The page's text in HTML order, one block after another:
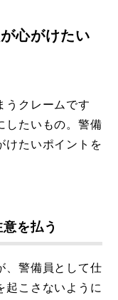
心がけたい
うクレームです
したいもの。警備
けたいポイントを
を払う
、警備員として仕
起こさないように